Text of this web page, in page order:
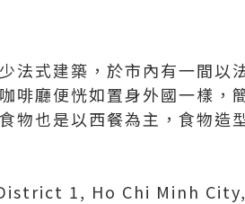
法式建築，於市內有一間以
啡廳便恍如置身外國一樣，
物也是以西餐為主，食物造
1, Ho Chi Minh